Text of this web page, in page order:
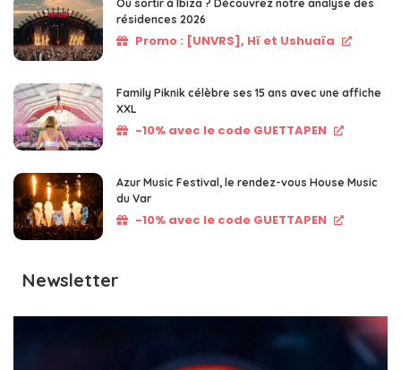
Où sortir à Ibiza ? Découvrez notre analyse des
résidences 2026
Promo : [UNVRS], Hï et Ushuaïa
Family Piknik célèbre ses 15 ans avec une affiche
XXL
-10% avec le code GUETTAPEN
Azur Music Festival, le rendez-vous House Music
du Var
-10% avec le code GUETTAPEN
Newsletter